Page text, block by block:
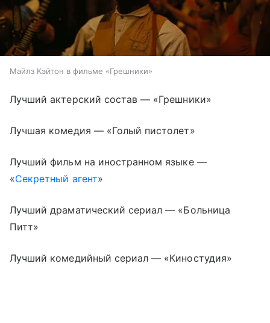
Майлз Кэйтон в фильме «Грешники»
Лучший актерский состав — «Грешники»
Лучшая комедия — «Голый пистолет»
Лучший фильм на иностранном языке —
«Секретный агент»
Лучший драматический сериал — «Больница
Питт»
Лучший комедийный сериал — «Киностудия»